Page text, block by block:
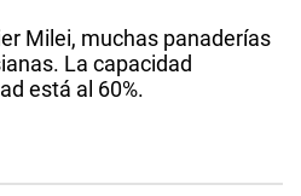
Milei, muchas panaderías
La capacidad
está al 60%.